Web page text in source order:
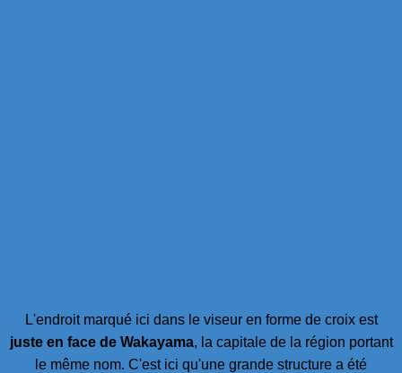
L'endroit marqué ici dans le viseur en forme de croix est
juste en face de Wakayama, la capitale de la région portant
le même nom. C'est ici qu'une grande structure a été